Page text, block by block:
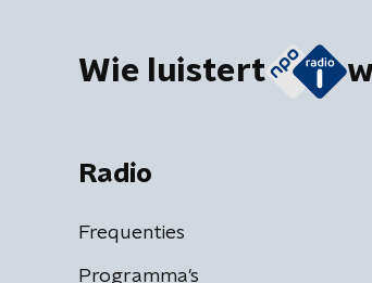
Wie luistert
Radio
Frequenties
Programma's